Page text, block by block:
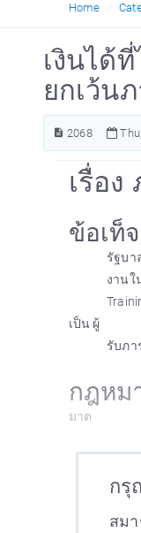
Home
เงินได้
ยกเว้น
2068
เรื่อ
ข้อเท็
รัฐบ
งานใ
เป็น ผู้
รับภา
กฎหม
มาต
กรุ
สม